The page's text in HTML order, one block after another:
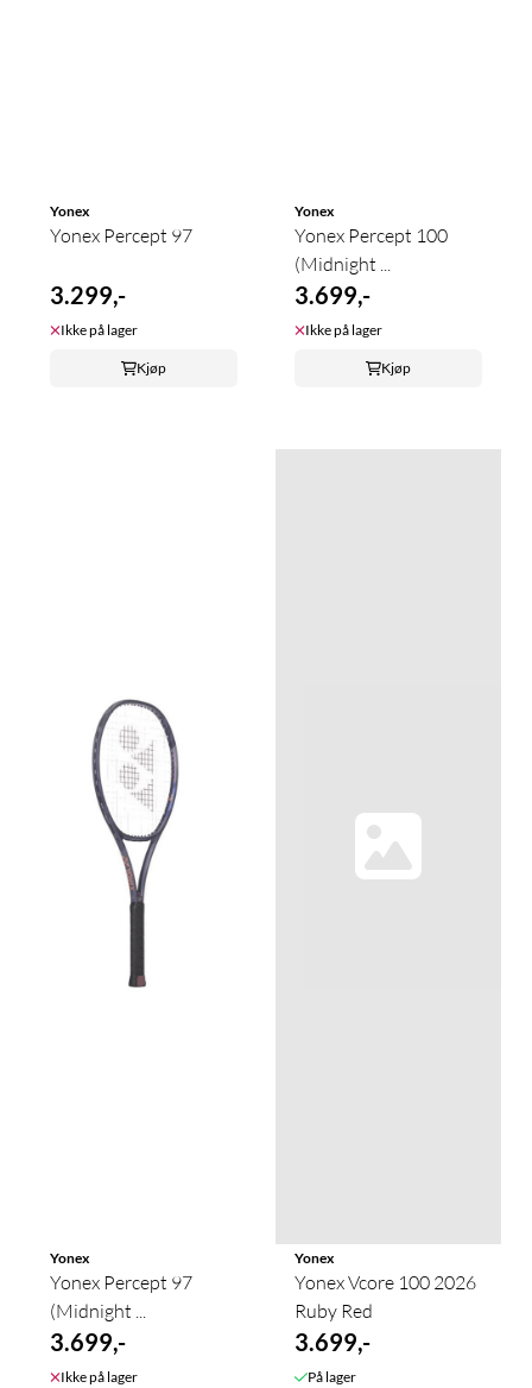
Yonex
Yonex Percept 97
3.299,-
Ikke på lager
Kjøp
Yonex
Yonex Percept 100
(Midnight ...
3.699,-
Ikke på lager
Kjøp
Yonex
Yonex Percept 97
(Midnight ...
3.699,-
Ikke på lager
Yonex
Yonex Vcore 100 2026
Ruby Red
3.699,-
På lager